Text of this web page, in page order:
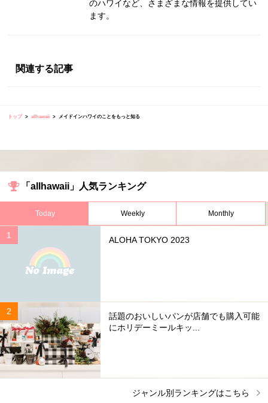
のハワイなど、さまざまな情報を提供してい
ます。
関連する記事
トップ allhawaii メイドインハワイのことをもっと知る
「allhawaii」人気ランキング
Today Weekly Monthly
ALOHA TOKYO 2023
話題のおいしいパンが店舗でも購入可能
にホリデーミールキッ...
ジャンル別ランキングはこちら